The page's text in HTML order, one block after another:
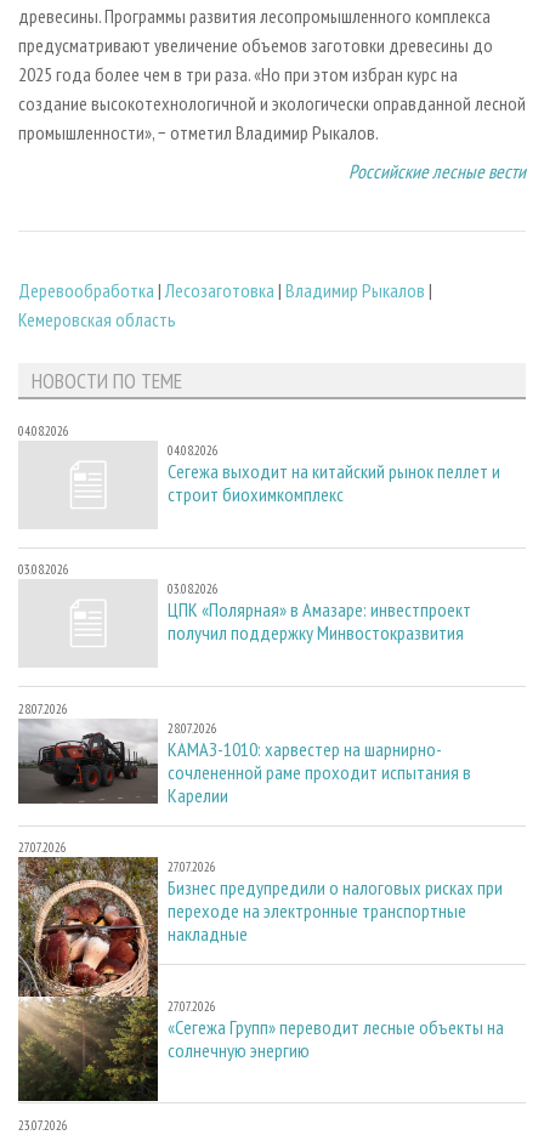
древесины. Программы развития лесопромышленного комплекса
предусматривают увеличение объемов заготовки древесины до
2025 года более чем в три раза. «Но при этом избран курс на
создание высокотехнологичной и экологически оправданной лесной
промышленности», − отметил Владимир Рыкалов.
Российские лесные вести
Деревообработка |Лесозаготовка | Владимир Рыкалов |
Кемеровская область
НОВОСТИ ПО ТЕМЕ
04.08.2026
04.08.2026
Сегежа выходит на китайский рынок пеллет и
строит биохимкомплекс
03.08.2026
03.08.2026
ЦПК «Полярная» в Амазаре: инвестпроект
получил поддержку Минвостокразвития
28.07.2026
28.07.2026
КАМАЗ-1010: харвестер на шарнирно-
сочлененной раме проходит испытания в
Карелии
27.07.2026
27.07.2026
Бизнес предупредили о налоговых рисках при
переходе на электронные транспортные
накладные
27.07.2026
27.07.2026
«Сегежа Групп» переводит лесные объекты на
солнечную энергию
23.07.2026